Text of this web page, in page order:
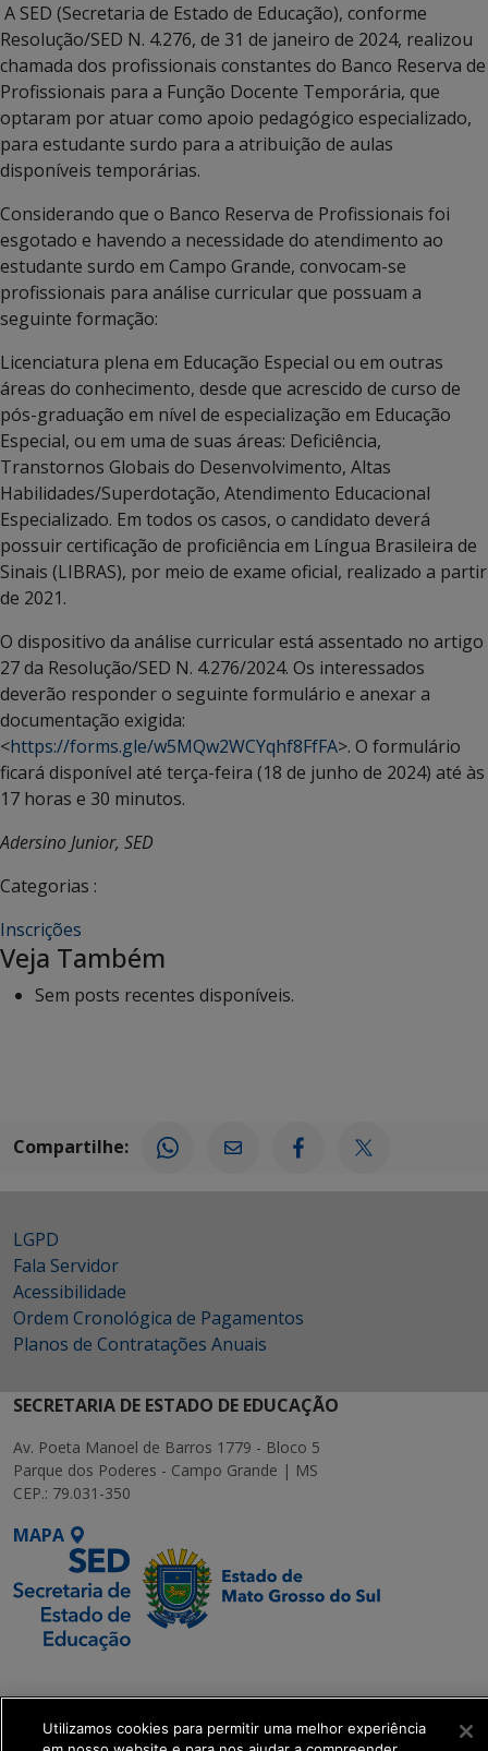
A SED (Secretaria de Estado de Educação), conforme
Resolução/SED N. 4.276, de 31 de janeiro de 2024, realizou
chamada dos profissionais constantes do Banco Reserva de
Profissionais para a Função Docente Temporária, que
optaram por atuar como apoio pedagógico especializado,
para estudante surdo para a atribuição de aulas
disponíveis temporárias.
Considerando que o Banco Reserva de Profissionais foi
esgotado e havendo a necessidade do atendimento ao
estudante surdo em Campo Grande, convocam-se
profissionais para análise curricular que possuam a
seguinte formação:
Licenciatura plena em Educação Especial ou em outras
áreas do conhecimento, desde que acrescido de curso de
pós-graduação em nível de especialização em Educação
Especial, ou em uma de suas áreas: Deficiência,
Transtornos Globais do Desenvolvimento, Altas
Habilidades/Superdotação, Atendimento Educacional
Especializado. Em todos os casos, o candidato deverá
possuir certificação de proficiência em Língua Brasileira de
Sinais (LIBRAS), por meio de exame oficial, realizado a partir
de 2021.
O dispositivo da análise curricular está assentado no artigo
27 da Resolução/SED N. 4.276/2024. Os interessados
deverão responder o seguinte formulário e anexar a
documentação exigida:
<https://forms.gle/w5MQw2WCYqhf8FfFA>. O formulário
ficará disponível até terça-feira (18 de junho de 2024) até às
17 horas e 30 minutos.
Adersino Junior, SED
Categorias :
Inscrições
Veja Também
Sem posts recentes disponíveis.
Compartilhe:
LGPD
Fala Servidor
Acessibilidade
Ordem Cronológica de Pagamentos
Planos de Contratações Anuais
SECRETARIA DE ESTADO DE EDUCAÇÃO
Av. Poeta Manoel de Barros 1779 - Bloco 5
Parque dos Poderes - Campo Grande | MS
CEP.: 79.031-350
MAPA
Executiva de
Transformação Digital
Utilizamos cookies para permitir uma melhor experiência